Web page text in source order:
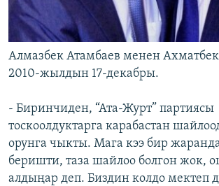
Алмазбек Атамбаев менен
2010-жылдын 17-декабры.
- Биринчиден, “Ата-Журт” партиясы
тоскоолдуктарга карабастан
орунга чыкты. Мага кээ бир
беришти, таза шайлоо болгон жок,
алдыңар деп. Биздин колдо мектеп